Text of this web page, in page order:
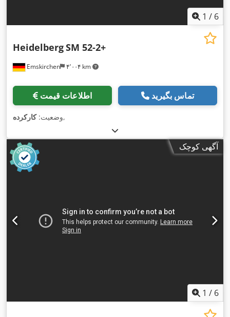
1 / 6
Emskirchen ۴٬۰۰۴ km
HeidelbergSM 52-2+
اطلاعات قیمت تماس بگیرید
وضعیت:کارکرده ,
آگهی کوچک
1 / 6